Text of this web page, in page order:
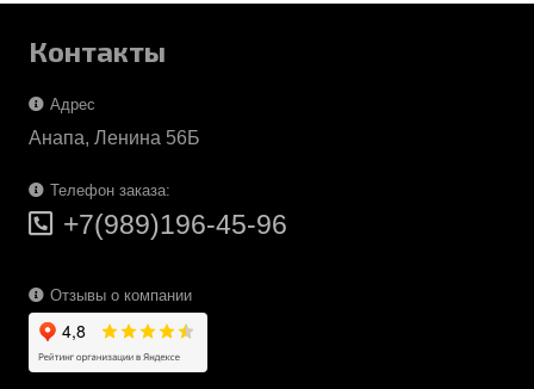
Контакты
Адрес
Анапа, Ленина 56Б
Телефон заказа:
+7(989)196-45-96
Отзывы о компании